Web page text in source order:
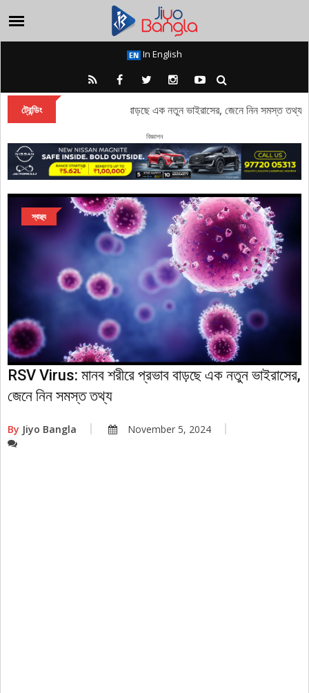
In English
ট্রেন্ডিং
RSV Virus: মানব শরীরে প্রভাব বাড়ছে এক নতুন ভাইরাসের, জেনে নিন সমস্ত তথ্য
বিজ্ঞাপন
স্বাস্থ্য
RSV Virus: মানব শরীরে প্রভাব বাড়ছে এক নতুন ভাইরাসের,
জেনে নিন সমস্ত তথ্য
By Jiyo Bangla November 5, 2024